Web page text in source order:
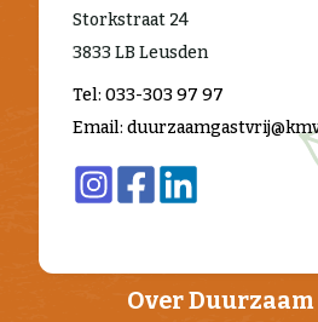
Over
Storkstraat 24
3833 LB Leusden
Tel: 033-303 97 97
Email: